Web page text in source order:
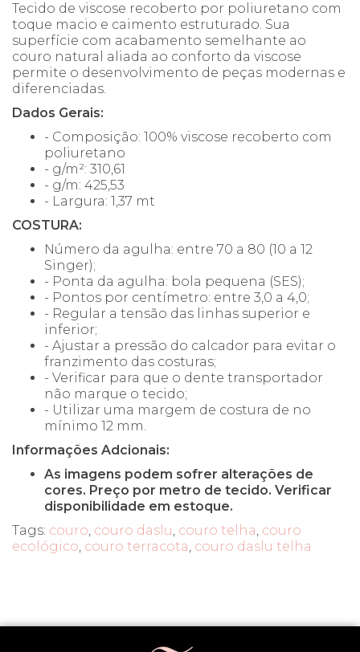
Tecido de viscose recoberto por poliuretano com
toque macio e caimento estruturado. Sua
superfície com acabamento semelhante ao
couro natural aliada ao conforto da viscose
permite o desenvolvimento de peças modernas e
diferenciadas.
Dados Gerais:
- Composição: 100% viscose recoberto com
poliuretano
- g/m²: 310,61
- g/m: 425,53
- Largura: 1,37 mt
COSTURA:
Número da agulha: entre 70 a 80 (10 a 12
Singer);
- Ponta da agulha: bola pequena (SES);
- Pontos por centímetro: entre 3,0 a 4,0;
- Regular a tensão das linhas superior e
inferior;
- Ajustar a pressão do calcador para evitar o
franzimento das costuras;
- Verificar para que o dente transportador
não marque o tecido;
- Utilizar uma margem de costura de no
mínimo 12 mm.
Informações Adcionais:
As imagens podem sofrer alterações de
cores. Preço por metro de tecido. Verificar
disponibilidade em estoque.
Tags: couro, couro daslu, couro telha, couro
ecológico, couro terracota, couro daslu telha